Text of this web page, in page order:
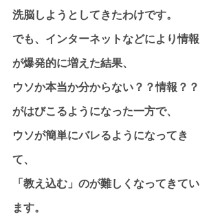
洗脳しようとしてきたわけです。
でも、インターネットなどにより情報
が爆発的に増えた結果、
ウソか本当か分からない？？情報？？
がはびこるようになった一方で、
ウソが簡単にバレるようになってき
て、
「教え込む」のが難しくなってきてい
ます。